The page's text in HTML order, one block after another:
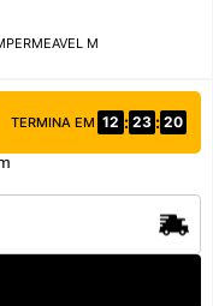
M
TERMINA EM 12 : 23 : 20